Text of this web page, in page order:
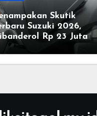
Skutik
Suzuki 2026,
Rp 23 Juta